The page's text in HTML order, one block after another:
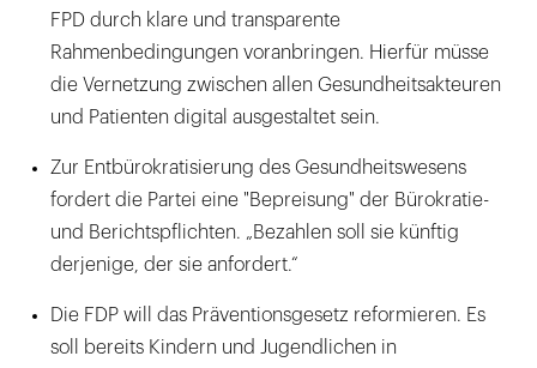
FPD durch klare und transparente
Rahmenbedingungen voranbringen. Hierfür müsse
die Vernetzung zwischen allen Gesundheitsakteuren
und Patienten digital ausgestaltet sein.
Zur Entbürokratisierung des Gesundheitswesens
fordert die Partei eine "Bepreisung" der Bürokratie-
und Berichtspflichten. „Bezahlen soll sie künftig
derjenige, der sie anfordert.“
Die FDP will das Präventionsgesetz reformieren. Es
soll bereits Kindern und Jugendlichen in